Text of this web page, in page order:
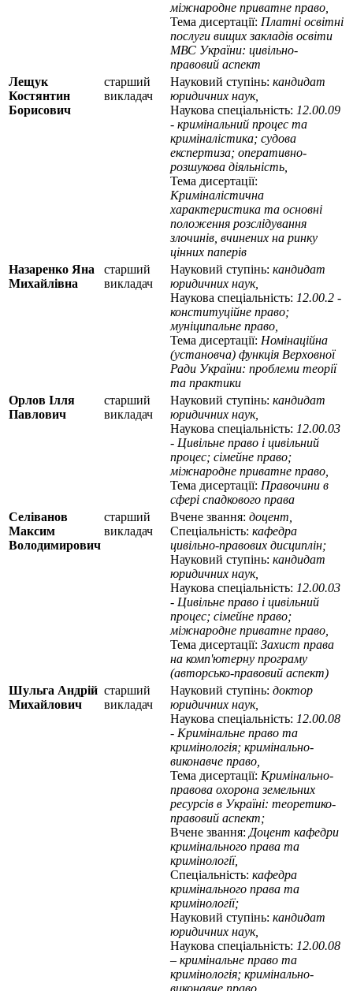
міжнародне приватне право,
Тема дисертації: Платні освітні
послуги вищих закладів освіти
МВС України: цивільно-
правовий аспект
Лещук
Костянтин
Борисович
старший
викладач
Науковий ступінь: кандидат
юридичних наук,
Наукова спеціальність: 12.00.09
- кримінальний процес та
криміналістика; судова
експертиза; оперативно-
розшукова діяльність,
Тема дисертації:
Криміналістична
характеристика та основні
положення розслідування
злочинів, вчинених на ринку
цінних паперів
Назаренко Яна
Михайлівна
старший
викладач
Науковий ступінь: кандидат
юридичних наук,
Наукова спеціальність: 12.00.2 -
конституційне право;
муніципальне право,
Тема дисертації: Номінаційна
(установча) функція Верховної
Ради України: проблеми теорії
та практики
Орлов Ілля
Павлович
старший
викладач
Науковий ступінь: кандидат
юридичних наук,
Наукова спеціальність: 12.00.03
- Цивільне право і цивільний
процес; сімейне право;
міжнародне приватне право,
Тема дисертації: Правочини в
сфері спадкового права
Селіванов
Максим
Володимирович
старший
викладач
Вчене звання: доцент,
Спеціальність: кафедра
цивільно-правових дисциплін;
Науковий ступінь: кандидат
юридичних наук,
Наукова спеціальність: 12.00.03
- Цивільне право і цивільний
процес; сімейне право;
міжнародне приватне право,
Тема дисертації: Захист права
на комп'ютерну програму
(авторсько-правовий аспект)
Шульга Андрій
Михайлович
старший
викладач
Науковий ступінь: доктор
юридичних наук,
Наукова спеціальність: 12.00.08
- Кримінальне право та
кримінологія; кримінально-
виконавче право,
Тема дисертації: Кримінально-
правова охорона земельних
ресурсів в Україні: теоретико-
правовий аспект;
Вчене звання: Доцент кафедри
кримінального права та
кримінології,
Спеціальність: кафедра
кримінального права та
кримінології;
Науковий ступінь: кандидат
юридичних наук,
Наукова спеціальність: 12.00.08
– кримінальне право та
кримінологія; кримінально-